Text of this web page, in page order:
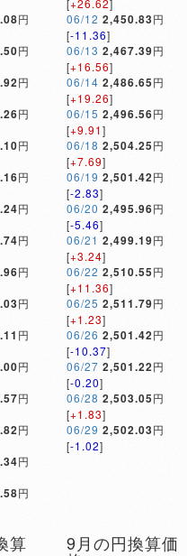
円
円
円
円
円
円
円
円
円
円
円
円
円
円
円
円
[+26.62]
06/12 2,450.83円
[-11.36]
06/13 2,467.39円
[+16.56]
06/14 2,486.65円
[+19.26]
06/15 2,496.56円
[+9.91]
06/18 2,504.25円
[+7.69]
06/19 2,501.42円
[-2.83]
06/20 2,495.96円
[-5.46]
06/21 2,499.19円
[+3.24]
06/22 2,510.55円
[+11.36]
06/25 2,511.79円
[+1.23]
06/26 2,501.42円
[-10.37]
06/27 2,501.22円
[-0.20]
06/28 2,503.05円
[+1.83]
06/29 2,502.03円
[-1.02]
算 9月の円換算価